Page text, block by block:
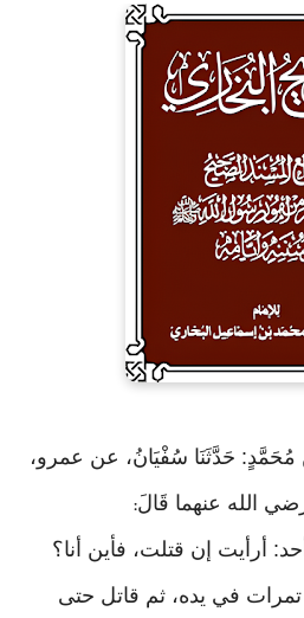
مُحَمَّدٍ: حَدَّثَنَا سُفْيَانُ، عن عمرو،
الله عنهما قَالَ:
أرأيت إن قتلت، فأين أنا؟
في يده، ثم قاتل حتى